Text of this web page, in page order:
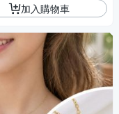
加入購物車